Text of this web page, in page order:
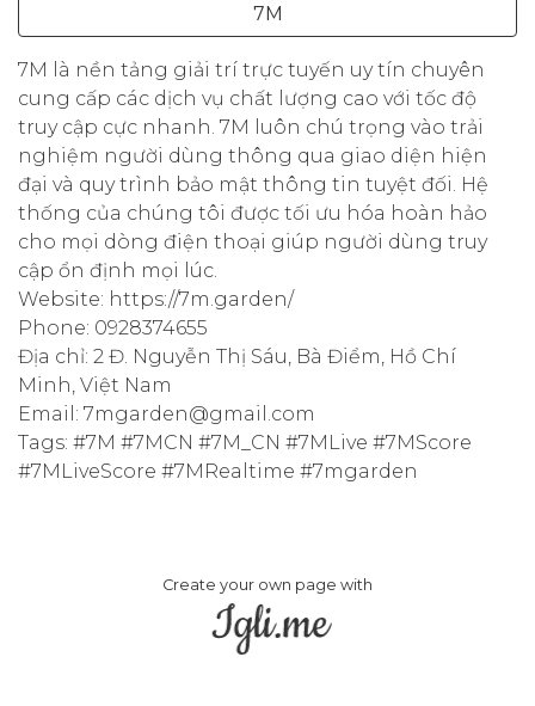
7M
7M là nền tảng giải trí trực tuyến uy tín chuyên
cung cấp các dịch vụ chất lượng cao với tốc độ
truy cập cực nhanh. 7M luôn chú trọng vào trải
nghiệm người dùng thông qua giao diện hiện
đại và quy trình bảo mật thông tin tuyệt đối. Hệ
thống của chúng tôi được tối ưu hóa hoàn hảo
cho mọi dòng điện thoại giúp người dùng truy
cập ổn định mọi lúc.
Website: https://7m.garden/
Phone: 0928374655
Địa chỉ: 2 Đ. Nguyễn Thị Sáu, Bà Điểm, Hồ Chí
Minh, Việt Nam
Email: 7mgarden@gmail.com
Tags: #7M #7MCN #7M_CN #7MLive #7MScore
#7MLiveScore #7MRealtime #7mgarden
Create your own page with